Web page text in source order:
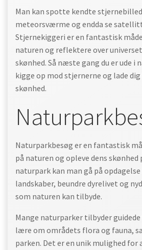
Man kan spotte kendte
meteorsværme og endda se
Stjernekiggeri er en fantastisk
naturen og reflektere over
skønhed. Så næste gang du er ude i
kigge op mod stjernerne og lade
skønhed.
Naturparkbesøg er en fantastisk
på naturen og opleve dens
naturpark kan man gå på opdagelse
landskaber, beundre dyrelivet og
som naturen kan tilbyde.
Mange naturparker tilbyder
lære om områdets flora og fauna,
parken. Det er en unik mulighed for